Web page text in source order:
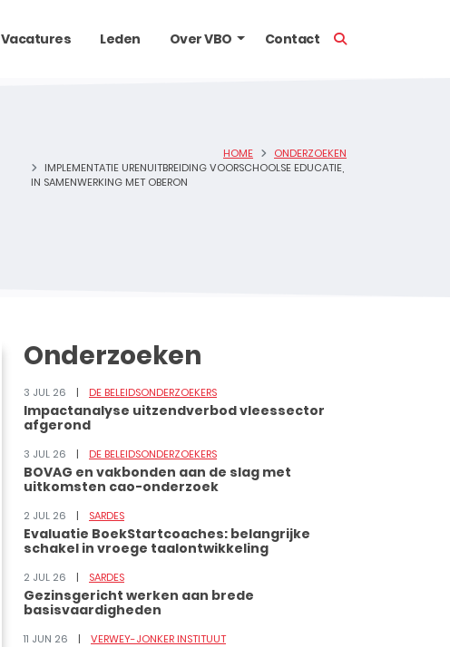
Vacatures Leden Over VBO Contact
HOME
ONDERZOEKEN
IMPLEMENTATIE URENUITBREIDING VOORSCHOOLSE EDUCATIE,
IN SAMENWERKING MET OBERON
Onderzoeken
3 JUL 26 DE BELEIDSONDERZOEKERS
Impactanalyse uitzendverbod vleessector
afgerond
3 JUL 26 DE BELEIDSONDERZOEKERS
BOVAG en vakbonden aan de slag met
uitkomsten cao-onderzoek
2 JUL 26 SARDES
Evaluatie BoekStartcoaches: belangrijke
schakel in vroege taalontwikkeling
2 JUL 26 SARDES
Gezinsgericht werken aan brede
basisvaardigheden
11 JUN 26 VERWEY-JONKER INSTITUUT